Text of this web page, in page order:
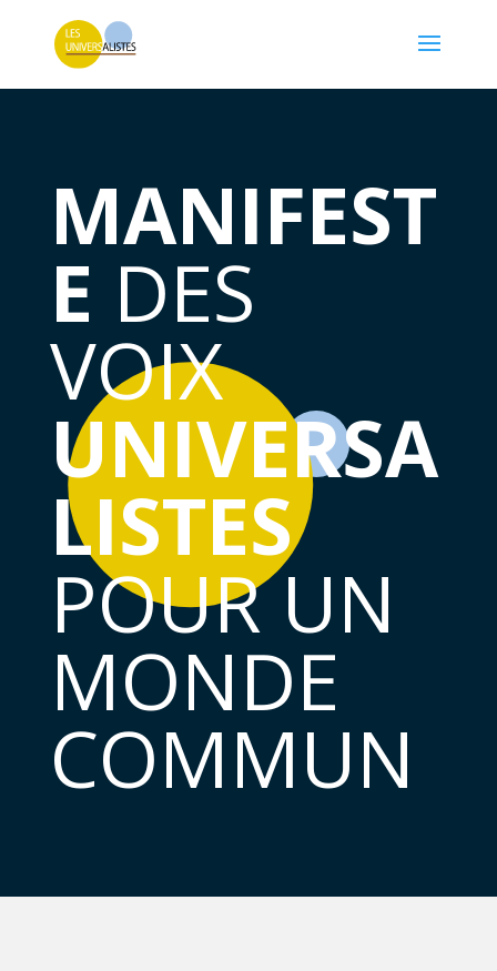
MANIFEST
E DES
VOIX
UNIVERSA
LISTES
POUR UN
MONDE
COMMUN